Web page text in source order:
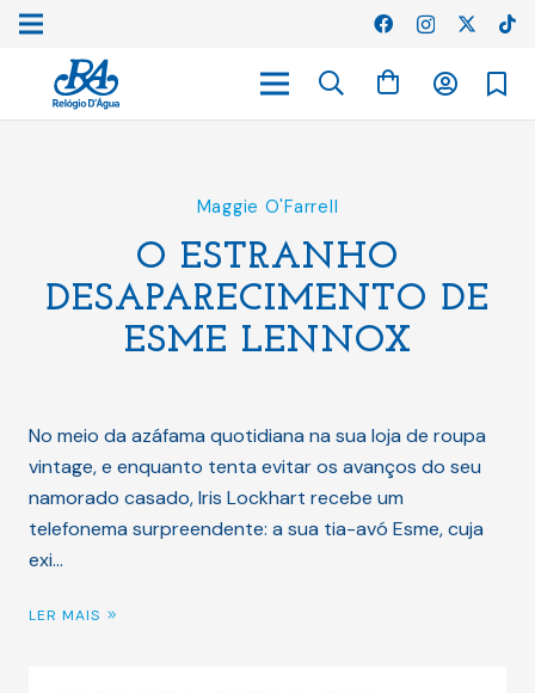
Maggie O'Farrell
O ESTRANHO
DESAPARECIMENTO DE
ESME LENNOX
No meio da azáfama quotidiana na sua loja de roupa
vintage, e enquanto tenta evitar os avanços do seu
namorado casado, Iris Lockhart recebe um
telefonema surpreendente: a sua tia-avó Esme, cuja
exi…
LER MAIS